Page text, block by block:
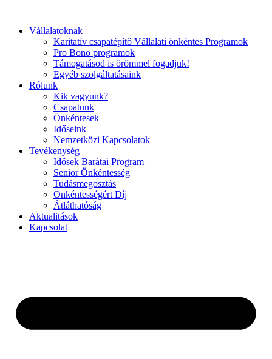
tartalomhozVállalatoknak
Karitatív csapatépítő Vállalati önkéntes Programok
Pro Bono programok
Támogatásod is örömmel fogadjuk!
Egyéb szolgáltatásaink
Rólunk
Kik vagyunk?
Csapatunk
Önkéntesek
Időseink
Nemzetközi Kapcsolatok
Tevékenység
Idősek Barátai Program
Senior Önkéntesség
Tudásmegosztás
Önkéntességért Díj
Átláthatóság
Aktualitások
Kapcsolat